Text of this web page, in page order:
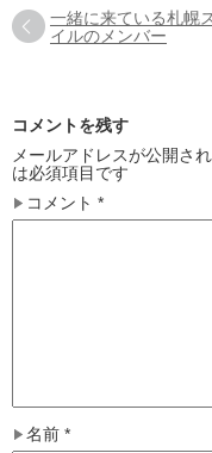
一緒に来ている札幌
イルのメンバー
コメントを残す
メールアドレスが公開さ
は必須項目です
コメント *
名前 *